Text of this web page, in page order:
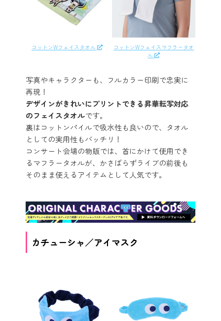
コットンWフェイスタオル
コットンWフェイスマフラータオ
ル
写真やキャラクターも、フルカラー印刷で忠実に
再現！
デザインがきれいにプリントできる昇華転写対応
のフェイスタオルです。
裏はコットンパイルで吸水性も良いので、タオル
としての実用性もバッチリ！
コンサート会場の物販では、首にかけて使用でき
るマフラータオルが、かさばらずライブの前後も
そのまま使えるアイテムとして人気です。
カチューシャ／アイマスク